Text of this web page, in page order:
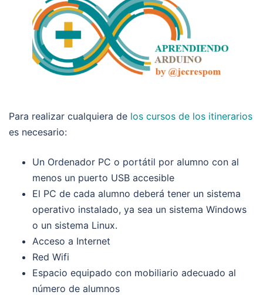
Para realizar cualquiera de los cursos de los itinerarios
es necesario:
Un Ordenador PC o portátil por alumno con al
menos un puerto USB accesible
El PC de cada alumno deberá tener un sistema
operativo instalado, ya sea un sistema Windows
o un sistema Linux.
Acceso a Internet
Red Wifi
Espacio equipado con mobiliario adecuado al
número de alumnos